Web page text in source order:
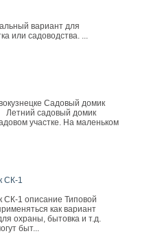
вариант для
или садоводства. ...
Садовый домик
садовый домик
участке. На маленьком
СК-1
СК-1 описание Типовой
как вариант
охраны, бытовка и т.д.
быт...